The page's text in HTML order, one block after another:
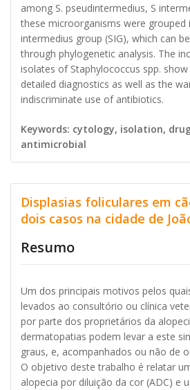
among S. pseudintermedius, S
these microorganisms were grouped
intermedius group (SIG), which can
through phylogenetic analysis. The
isolates of Staphylococcus spp.
detailed diagnostics as well as the
indiscriminate use of antibiotics.
Keywords: cytology, isolation,
antimicrobial
Displasias foliculares em
dois casos na cidade de
Resumo
Um dos principais motivos pelos
levados ao consultório ou clínica
por parte dos proprietários da
dermatopatias podem levar a este
graus, e, acompanhados ou não de
O objetivo deste trabalho é relatar
alopecia por diluição da cor (ADC) e